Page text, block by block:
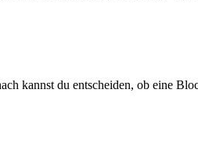
kannst du entscheiden, ob eine